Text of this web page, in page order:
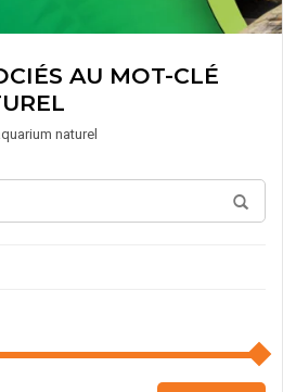
AU MOT-CLÉ
naturel